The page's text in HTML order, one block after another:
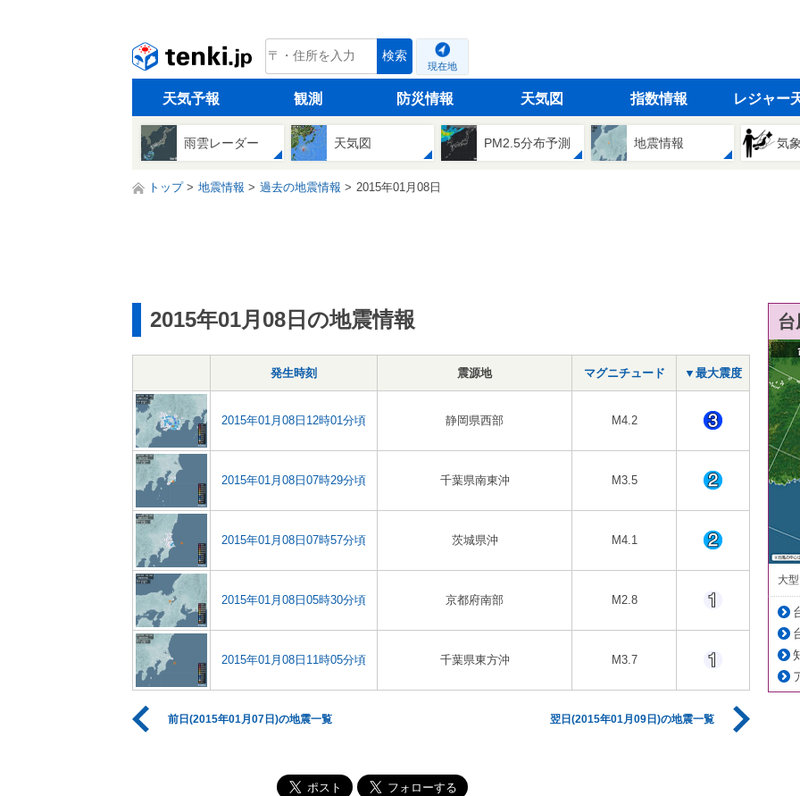
tenki.jp 検索
現在地
天気予報 観測 防災情報 天気図 指数情報 レジャー
雨雲レーダー 天気図 PM2.5分布予測 地震情報 気
トップ 地震情報 過去の地震情報 2015年01月08日
2015年01月08日の地震情報
発生時刻 震源地 マグニチュード ▼最大震度
2015年01月08日12時01分頃 静岡県西部 M4.2
2015年01月08日07時29分頃 千葉県南東沖 M3.5
2015年01月08日07時57分頃 茨城県沖 M4.1
2015年01月08日05時30分頃 京都府南部 M2.8
2015年01月08日11時05分頃 千葉県東方沖 M3.7
前日(2015年01月07日)の地震一覧 翌日(2015年01月09日)の地震一覧
大